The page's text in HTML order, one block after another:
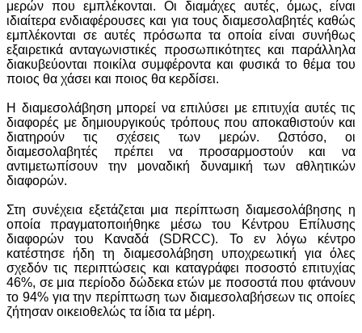
μερών που εμπλέκονται. Οι διαμάχες αυτές, όμως, είναι
ιδιαίτερα ενδιαφέρουσες και για τους διαμεσολαβητές καθώς
εμπλέκονται σε αυτές πρόσωπα τα οποία είναι συνήθως
εξαιρετικά ανταγωνιστικές προσωπικότητες και παράλληλα
διακυβεύονται ποικίλα συμφέροντα και φυσικά το θέμα του
ποιος θα χάσει και ποιος θα κερδίσει.
Η διαμεσολάβηση μπορεί να επιλύσει με επιτυχία αυτές τις
διαφορές με δημιουργικούς τρόπους που αποκαθιστούν και
διατηρούν τις σχέσεις των μερών. Ωστόσο, οι
διαμεσολαβητές πρέπει να προσαρμοστούν και να
αντιμετωπίσουν την μοναδική δυναμική των αθλητικών
διαφορών.
Στη συνέχεια εξετάζεται μια περίπτωση διαμεσολάβησης η
οποία πραγματοποιήθηκε μέσω του Κέντρου Επίλυσης
διαφορών του Καναδά (SDRCC). Το εν λόγω κέντρο
κατέστησε ήδη τη διαμεσολάβηση υποχρεωτική για όλες
σχεδόν τις περιπτώσεις και καταγράφει ποσοστό επιτυχίας
46%, σε μια περίοδο δώδεκα ετών με ποσοστά που φτάνουν
το 94% για την περίπτωση των διαμεσολαβήσεων τις οποίες
ζήτησαν οικειοθελώς τα ίδια τα μέρη.